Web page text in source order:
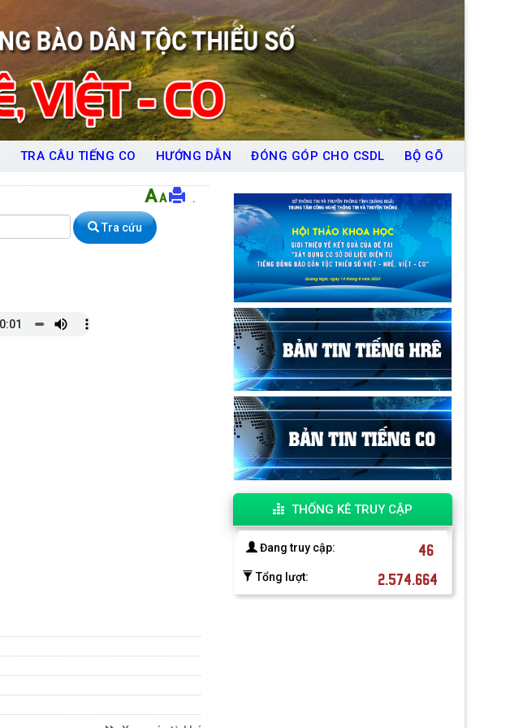
TRA CÂU TIẾNG CO HƯỚNG DẪN ĐÓNG GÓP CHO CSDL BỘ GÕ
AA .
Tra cứu
THỐNG KÊ TRUY CẬP
46
Đang truy cập:
2.574.664
Tổng lượt: